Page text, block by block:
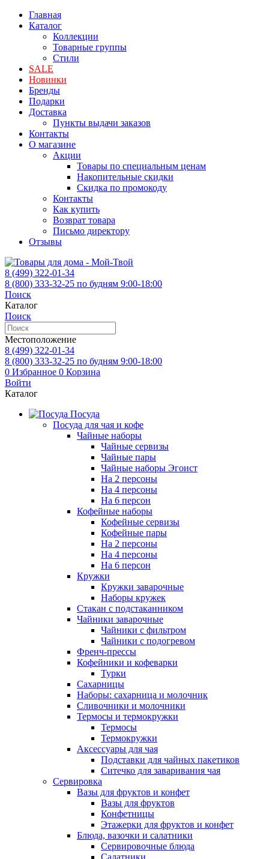
Главная
Каталог
Коллекции
Товарные группы
Стили
SALE
Новинки
Бренды
Подарки
Доставка
Пункты выдачи заказов
Контакты
О магазине
Акции
Товары по специальным ценам
Накопительные скидки
Скидка по промокоду
Контакты
Как купить
Возврат товара
Письмо директору
Отзывы
8 (499) 322-01-34
8 (800) 333-32-25 по будням 9:00-18:00
Поиск
Каталог
Поиск
Местоположение
8 (499) 322-01-34
8 (800) 333-32-25 по будням 9:00-18:00
0 Избранное 0 Корзина
Войти
Каталог
Посуда
Посуда для чая и кофе
Чайные наборы
Чайные сервизы
Чайные пары
Чайные наборы Эгоист
На 2 персоны
На 4 персоны
На 6 персон
Кофейные наборы
Кофейные сервизы
Кофейные пары
На 2 персоны
На 4 персоны
На 6 персон
Кружки
Кружки заварочные
Наборы кружек
Стакан с подстаканником
Чайники заварочные
Чайники с фильтром
Чайники с подогревом
Френч-прессы
Кофейники и кофеварки
Турки
Сахарницы
Наборы: сахарница и молочник
Сливочники и молочники
Термосы и термокружки
Термосы
Термокружки
Аксессуары для чая
Подставки для чайных пакетиков
Ситечко для заваривания чая
Сервировка
Вазы для фруктов и конфет
Вазы для фруктов
Конфетницы
Этажерки для фруктов и конфет
Блюда, вазочки и салатники
Сервировочные блюда
Салатники